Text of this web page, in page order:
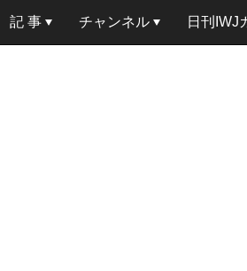
記 事 チャンネル 日刊IWJ